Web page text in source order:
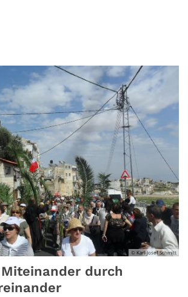
© Karl-Josef Schmitt
durch